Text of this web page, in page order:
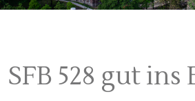
SFB 528 gut ins